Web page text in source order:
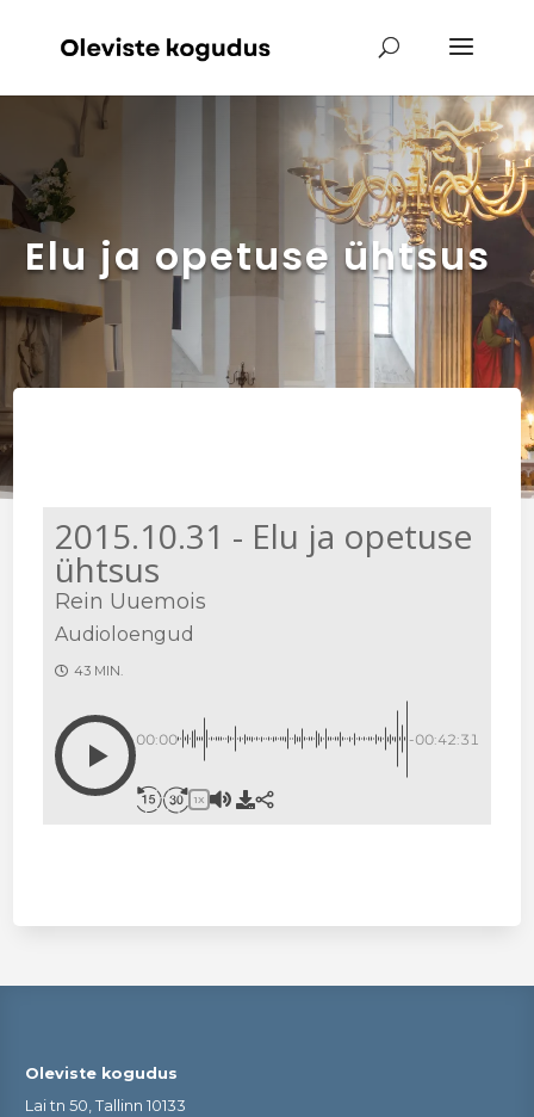
Elu ja opetuse ühtsus
2015.10.31 - Elu ja opetuse
ühtsus
Rein Uuemois
Audioloengud
43 MIN.
00:00 -00:42:31
1X
Oleviste kogudus
Lai tn 50, Tallinn 10133